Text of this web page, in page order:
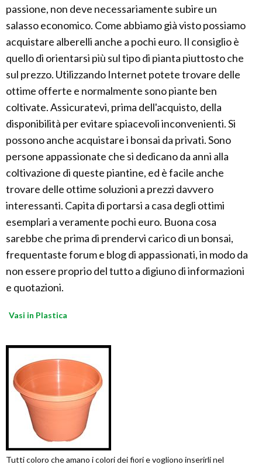
passione, non deve necessariamente subire un
salasso economico. Come abbiamo già visto possiamo
acquistare alberelli anche a pochi euro. Il consiglio è
quello di orientarsi più sul tipo di pianta piuttosto che
sul prezzo. Utilizzando Internet potete trovare delle
ottime offerte e normalmente sono piante ben
coltivate. Assicuratevi, prima dell'acquisto, della
disponibilità per evitare spiacevoli inconvenienti. Si
possono anche acquistare i bonsai da privati. Sono
persone appassionate che si dedicano da anni alla
coltivazione di queste piantine, ed è facile anche
trovare delle ottime soluzioni a prezzi davvero
interessanti. Capita di portarsi a casa degli ottimi
esemplari a veramente pochi euro. Buona cosa
sarebbe che prima di prendervi carico di un bonsai,
frequentaste forum e blog di appassionati, in modo da
non essere proprio del tutto a digiuno di informazioni
e quotazioni.
Vasi in Plastica
Tutti coloro che amano i colori dei fiori e vogliono inserirli nel